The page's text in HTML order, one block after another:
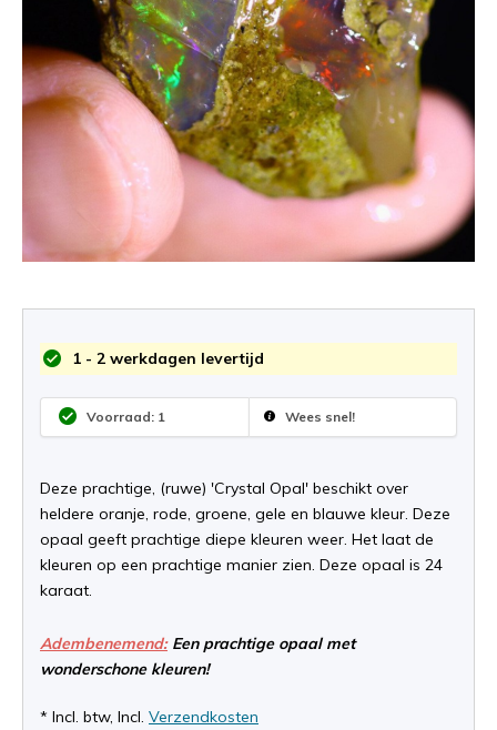
1 - 2 werkdagen levertijd
Voorraad: 1 Wees snel!
Deze prachtige, (ruwe) 'Crystal Opal' beschikt over
heldere oranje, rode, groene, gele en blauwe kleur. Deze
opaal geeft prachtige diepe kleuren weer. Het laat de
kleuren op een prachtige manier zien. Deze opaal is 24
karaat.
Adembenemend:Een prachtige opaal met
wonderschone kleuren!
* Incl. btw, Incl. Verzendkosten